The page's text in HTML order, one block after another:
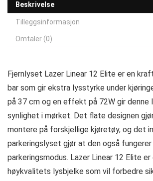
Beskrivelse
Tilleggsinformasjon
Omtaler (0)
Fjernlyset Lazer Linear 12 Elite er en
bar som gir ekstra lysstyrke under
på 37 cm og en effekt på 72W gir denne
synlighet i mørket. Det flate designen
montere på forskjellige kjøretøy, og det
parkeringslyset gjør at den også fungerer
parkeringsmodus. Lazer Linear 12 Elite
høykvalitets lysbjelke som vil forbedre